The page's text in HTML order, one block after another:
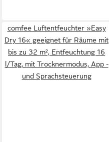
comfee Luftentfeuchter »Easy
Dry 16« geeignet für Räume mit
bis zu 32 m², Entfeuchtung 16
l/Tag, mit Trocknermodus, App -
und Sprachsteuerung